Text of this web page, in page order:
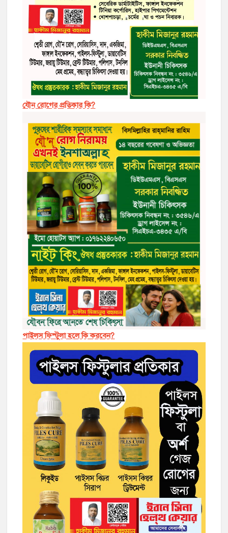
যৌন রোগের প্রতিকার কি?
পাইলস ফিস্টুলা হলে কি করবেন?